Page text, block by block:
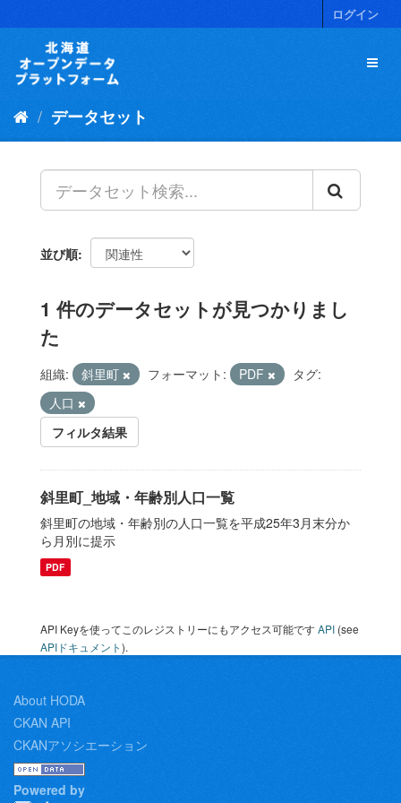
キ
ログイン
データセット
並び順
1 件のデータセットが見つかりまし
た
組織: 斜里町 フォーマット: PDF
タグ:
人口
フィルタ結果
斜里町_地域・年齢別人口一覧
斜里町の地域・年齢別の人口一覧を平成25年3月末分か
ら月別に提示
PDF
API Keyを使ってこのレジストリーにもアクセス可能ですAPI (see
APIドキュメント).
About HODA
CKAN API
CKANアソシエーション
Powered by